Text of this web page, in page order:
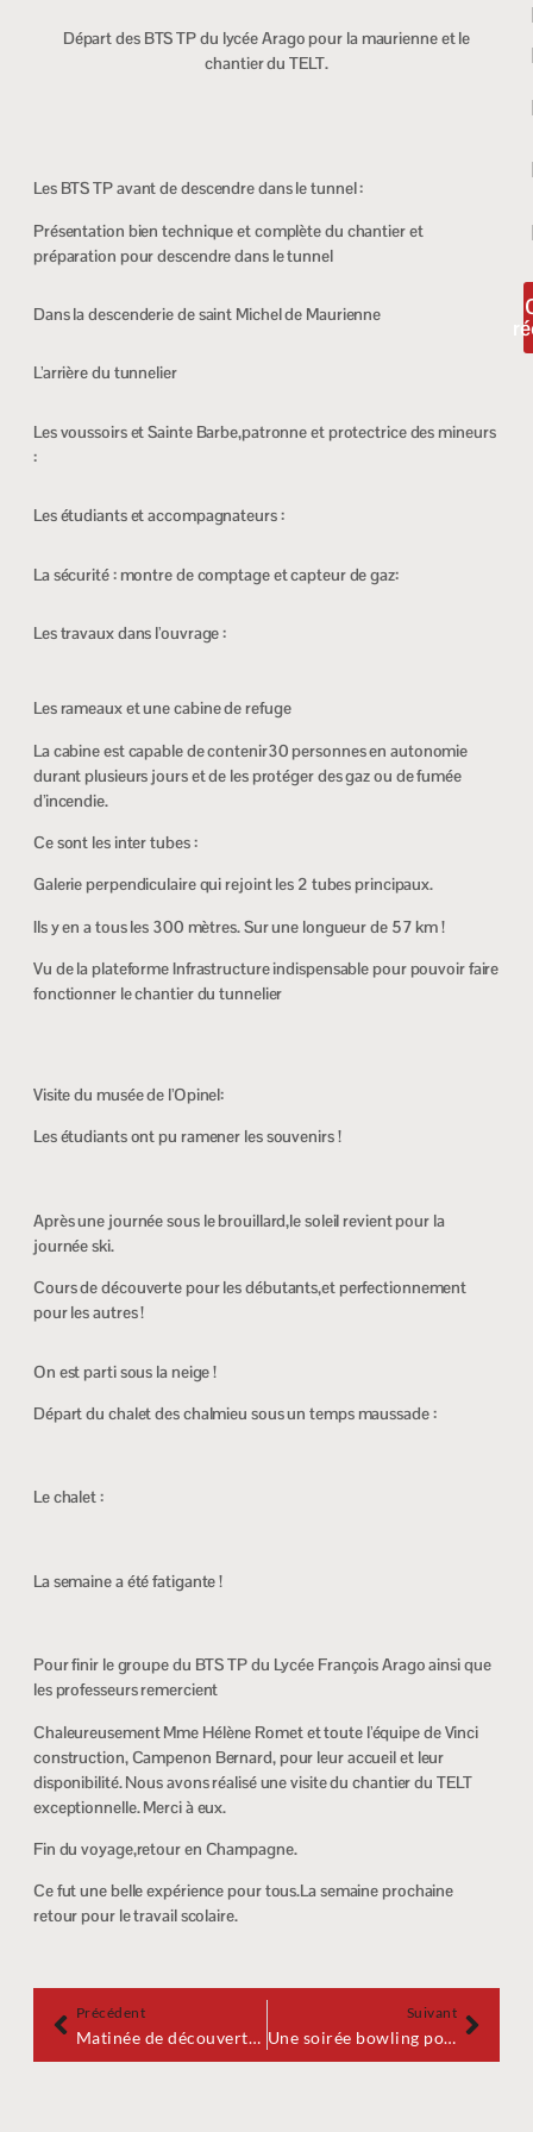
Départ des BTS TP du lycée Arago pour la maurienne et le
chantier du TELT.
Les BTS TP avant de descendre dans le tunnel :
Présentation bien technique et complète du chantier et
préparation pour descendre dans le tunnel
Dans la descenderie de saint Michel de Maurienne
L’arrière du tunnelier
Les voussoirs et Sainte Barbe,patronne et protectrice des mineurs
:
Les étudiants et accompagnateurs :
La sécurité : montre de comptage et capteur de gaz:
Les travaux dans l’ouvrage :
Les rameaux et une cabine de refuge
La cabine est capable de contenir30 personnes en autonomie
durant plusieurs jours et de les protéger des gaz ou de fumée
d’incendie.
Ce sont les inter tubes :
Galerie perpendiculaire qui rejoint les 2 tubes principaux.
Ils y en a tous les 300 mètres. Sur une longueur de 57 km !
Vu de la plateforme Infrastructure indispensable pour pouvoir faire
fonctionner le chantier du tunnelier
Visite du musée de l’Opinel:
Les étudiants ont pu ramener les souvenirs !
Après une journée sous le brouillard,le soleil revient pour la
journée ski.
Cours de découverte pour les débutants,et perfectionnement
pour les autres !
On est parti sous la neige !
Départ du chalet des chalmieu sous un temps maussade :
Le chalet :
La semaine a été fatigante !
Pour finir le groupe du BTS TP du Lycée François Arago ainsi que
les professeurs remercient
Chaleureusement Mme Hélène Romet et toute l’équipe de Vinci
construction, Campenon Bernard, pour leur accueil et leur
disponibilité. Nous avons réalisé une visite du chantier du TELT
exceptionnelle. Merci à eux.
Fin du voyage,retour en Champagne.
Ce fut une belle expérience pour tous.La semaine prochaine
retour pour le travail scolaire.
Précédent
Matinée de découverte de la prépa ATS avec PrépaReims
Suivant
Une soirée bowling pour les internes